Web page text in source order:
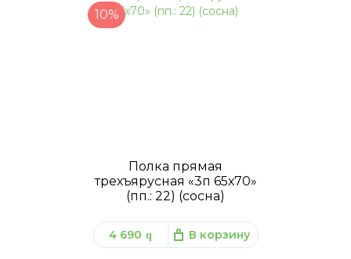
10%
Полка прямая
трехъярусная «3п 65х70»
(пп.: 22) (сосна)
4 690 q В корзину